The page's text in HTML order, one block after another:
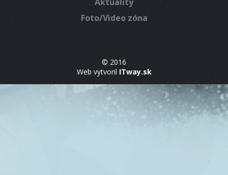
Foto/Video zóna
© 2016
Web vytvoril ITway.sk